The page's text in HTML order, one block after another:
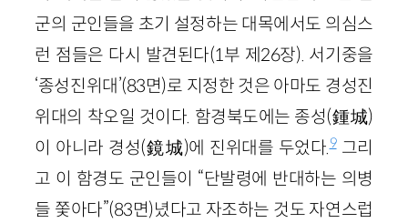
군의 군인들을 초기 설정하는 대목에서도 의심스
런 점들은 다시 발견된다(1부 제26장). 서기중을
‘종성진위대’(83면)로 지정한 것은 아마도 경성진
위대의 착오일 것이다. 함경북도에는 종성(鍾城)
이 아니라 경성(鏡城)에 진위대를 두었다.9그리
고 이 함경도 군인들이 “단발령에 반대하는 의병
들 쫓아다”(83면)녔다고 자조하는 것도 자연스럽